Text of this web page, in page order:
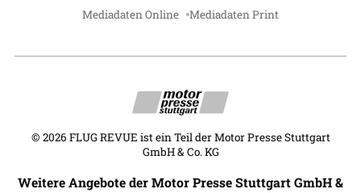
Mediadaten Online Mediadaten Print
© 2026 FLUG REVUE ist ein Teil der Motor Presse Stuttgart
GmbH & Co. KG
Weitere Angebote der Motor Presse Stuttgart GmbH &